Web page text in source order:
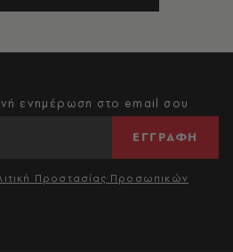
ενημέρωση στο email σου
ΕΓΓΡΑΦΗ
Προστασίας Προσωπικών